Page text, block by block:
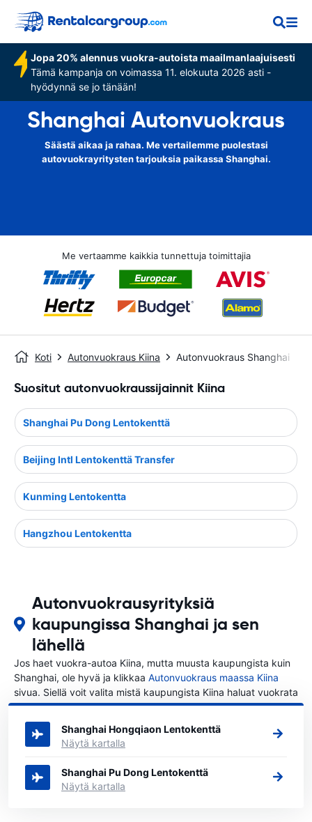
Jopa 20% alennus vuokra-autoista maailmanlaajuisesti
Tämä kampanja on voimassa 11. elokuuta 2026 asti -
hyödynnä se jo tänään!
Shanghai Autonvuokraus
Säästä aikaa ja rahaa. Me vertailemme puolestasi
autovuokrayritysten tarjouksia paikassa Shanghai.
Me vertaamme kaikkia tunnettuja toimittajia
Koti Autonvuokraus Kiina Autonvuokraus Shanghai
Suositut autonvuokraussijainnit Kiina
Shanghai Pu Dong Lentokenttä
Beijing Intl Lentokenttä Transfer
Kunming Lentokentta
Hangzhou Lentokentta
Autonvuokrausyrityksiä
kaupungissa Shanghai ja sen
lähellä
Jos haet vuokra-autoa Kiina, mutta muusta kaupungista kuin
Shanghai, ole hyvä ja klikkaa Autonvuokraus maassa Kiina
sivua. Siellä voit valita mistä kaupungista Kiina haluat vuokrata
auton.
Shanghai Hongqiaon Lentokenttä
Näytä kartalla
Shanghai Pu Dong Lentokenttä
Näytä kartalla